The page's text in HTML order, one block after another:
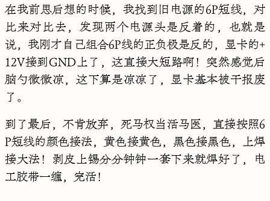
在我前思后想的时候，我找到旧电源的6P短线，对
比来对比去，发现两个电源头是反着的，也就是
说，我刚才自己组合6P线的正负极是反的，显卡的+
12V接到GND上了，这直接大短路啊！突然感觉后
脑勺微微凉，这下算是凉凉了，显卡基本被干报废
了。
到了最后，不肯放弃，死马权当活马医，直接按照6
P短线的颜色接法，黄色接黄色，黑色接黑色，上焊
接大法！剥皮上锡分分钟钟一套下来就焊好了，电
工胶带一缠，完活！